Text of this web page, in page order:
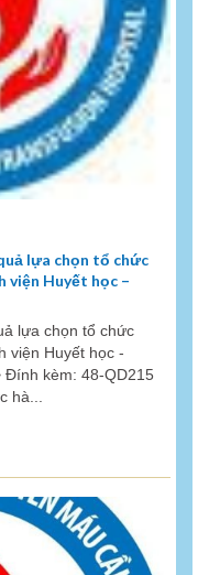
lựa chọn tổ chức
viện Huyết học –
lựa chọn tổ chức
viện Huyết học -
Đính kèm: 48-QD215
hà...